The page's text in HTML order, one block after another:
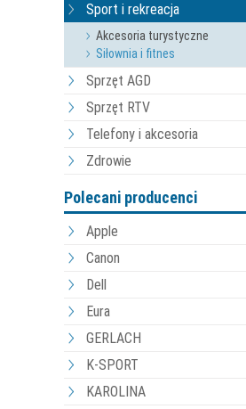
Sport i rekreacja
Akcesoria turystyczne
Siłownia i fitnes
Sprzęt AGD
Sprzęt RTV
Telefony i akcesoria
Zdrowie
Polecani producenci
Apple
Canon
Dell
Eura
GERLACH
K-SPORT
KAROLINA